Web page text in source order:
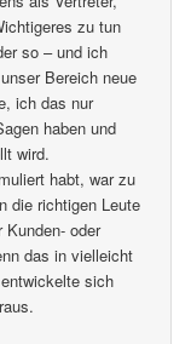
zu tun
so – und ich
Bereich neue
ich das nur
haben und
wird.
habt, war zu
die richtigen Leute
Kunden- oder
das in vielleicht
sich